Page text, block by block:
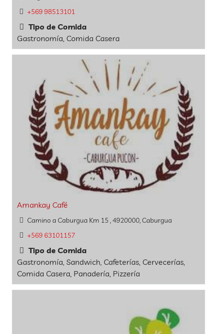
+569 98513101
Tipo de Comida
Gastronomía, Comida Casera
Amankay Café
Camino a Caburgua Km 15 , 4920000, Caburgua
+569 63101157
Tipo de Comida
Gastronomía, Sandwich, Cafeterías, Cervecerías,
Comida Casera, Panadería, Pizzería